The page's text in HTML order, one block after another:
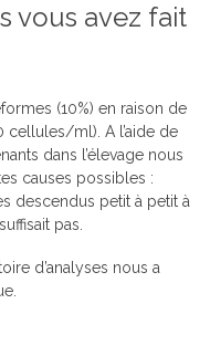
vous avez fait
(10%) en raison de
ml). A l’aide de
dans l’élevage nous
causes possibles :
descendus petit à petit à
pas.
d’analyses nous a